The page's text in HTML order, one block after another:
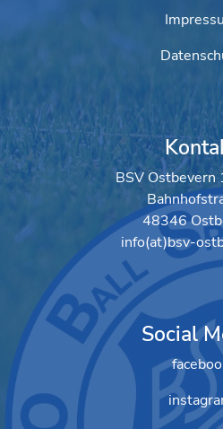
BSV Ostbevern
48346
info(at)bsv-
Social